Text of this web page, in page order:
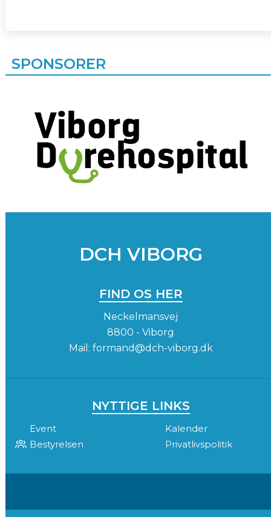
SPONSORER
DCH VIBORG
FIND OS HER
Neckelmansvej
8800 - Viborg
Mail: formand@dch-viborg.dk
NYTTIGE LINKS
Event
Kalender
Bestyrelsen
Privatlivspolitik